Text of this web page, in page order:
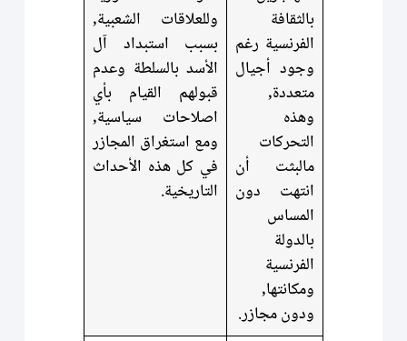
بالثقافة
الفرنسية رغم
وجود أجيال
متعددة,
وهذه
التحركات
مالبثت أن
انتهت دون
المساس
بالدولة
الفرنسية
ومكانتها,
ودون مجازر.
وللعلاقات الشعبية,
بسبب استبداد آل
الأسد بالسلطة وعدم
قبولهم القيام بأي
اصلاحات سياسية,
ومع استغراق المجازر
في كل هذه الأحداث
التاريخية.